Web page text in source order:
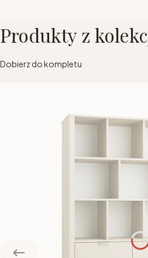
Produkty z
Dobierz do kompletu